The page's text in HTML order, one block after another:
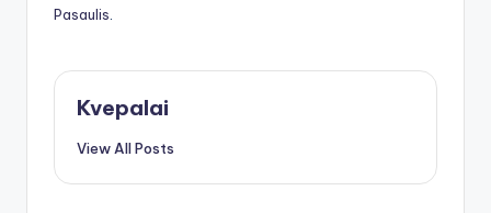
Pasaulis
Kvepalai
View All Posts